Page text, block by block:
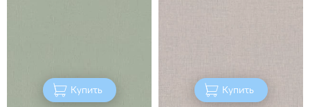
Купить Купить